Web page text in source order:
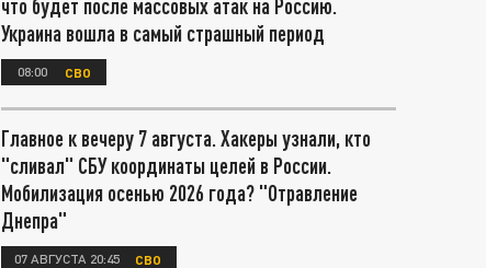
что будет после массовых атак на Россию.
Украина вошла в самый страшный период
08:00 СВО
Главное к вечеру 7 августа. Хакеры узнали, кто
"сливал" СБУ координаты целей в России.
Мобилизация осенью 2026 года? "Отравление
Днепра"
07 АВГУСТА 20:45 СВО